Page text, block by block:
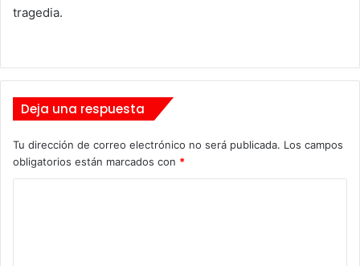
tragedia.
Deja una respuesta
Tu dirección de correo electrónico no será publicada. Los campos
obligatorios están marcados con *